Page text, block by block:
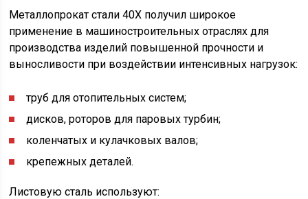
Металлопрокат стали 40Х получил широкое
применение в машиностроительных отраслях для
производства изделий повышенной прочности и
выносливости при воздействии интенсивных нагрузок:
труб для отопительных систем;
дисков, роторов для паровых турбин;
коленчатых и кулачковых валов;
крепежных деталей.
Листовую сталь используют: